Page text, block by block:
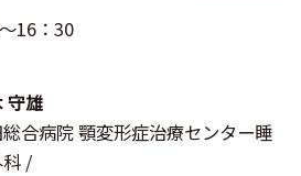
16：30
守雄
合病院 顎変形症治療センター睡
/